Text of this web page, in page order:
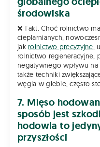
środowiska
❌ Fakt: Choć rolnictwo
cieplarnianych,
jak rolnictwo precyzyjne,
rolnictwo regeneracyjne,
negatywnego wpływu
także techniki
węgla w glebie, często
7. Mięso
sposób jest
hodowla to
przyszłości